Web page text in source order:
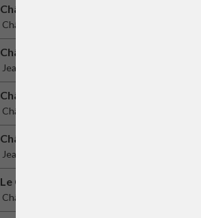
Château Phelan Segur
Château Phélan Ségur
Château Hosanna
Jean-Pierre Moueix
Château Ausone
Château Ausone
Château Barrail du Blanc
Jean-Pierre Moueix
Le Clarence de Haut-Brion
Château La Mission Haut-Brion